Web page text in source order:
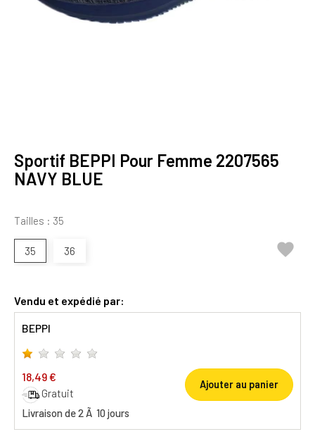
Sportif BEPPI Pour Femme 2207565
NAVY BLUE
Tailles : 35
35 36 
Vendu et expédié par:
BEPPI
18,49 €
Gratuit
Livraison de 2 Ã 10 jours
Ajouter au panier